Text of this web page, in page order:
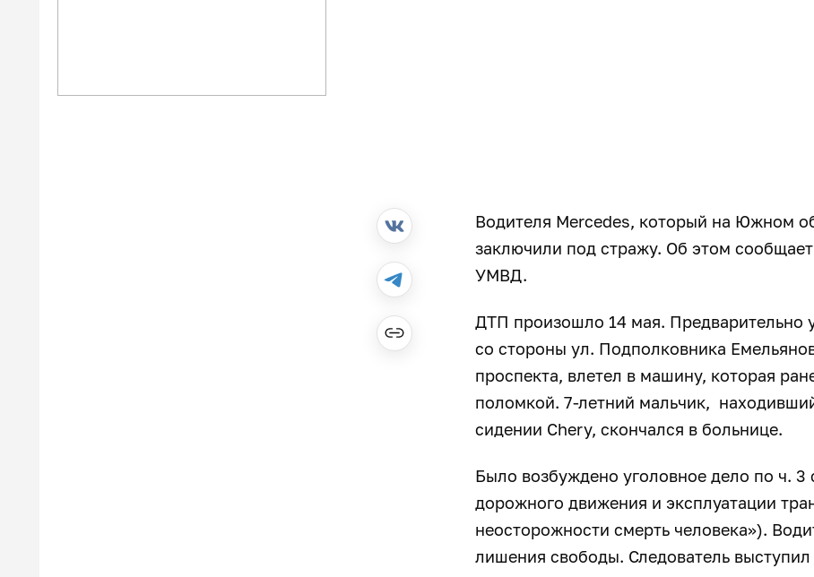
Водителя Mercedes, который на Южном
заключили под стражу. Об этом
УМВД.
ДТП произошло 14 мая. Предварительно
со стороны ул. Подполковника
проспекта, влетел в машину, которая
поломкой. 7-летний мальчик,
сидении Chery, скончался в больнице.
Было возбуждено уголовное дело по ч.
дорожного движения и эксплуатации
неосторожности смерть человека»).
лишения свободы. Следователь